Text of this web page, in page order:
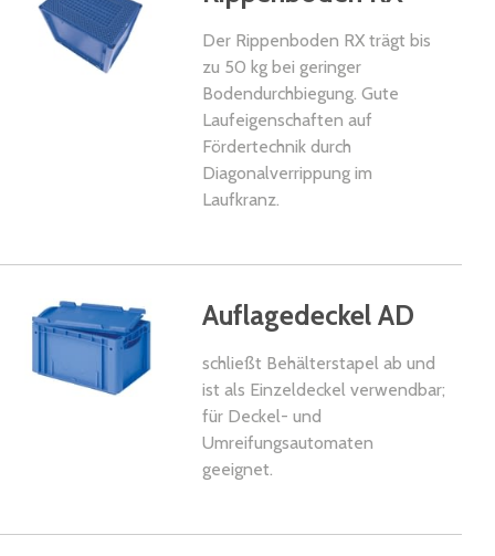
Der Rippenboden RX trägt bis
zu 50 kg bei geringer
Bodendurchbiegung. Gute
Laufeigenschaften auf
Fördertechnik durch
Diagonalverrippung im
Laufkranz.
Auflagedeckel AD
schließt Behälterstapel ab und
ist als Einzeldeckel verwendbar;
für Deckel- und
Umreifungsautomaten
geeignet.